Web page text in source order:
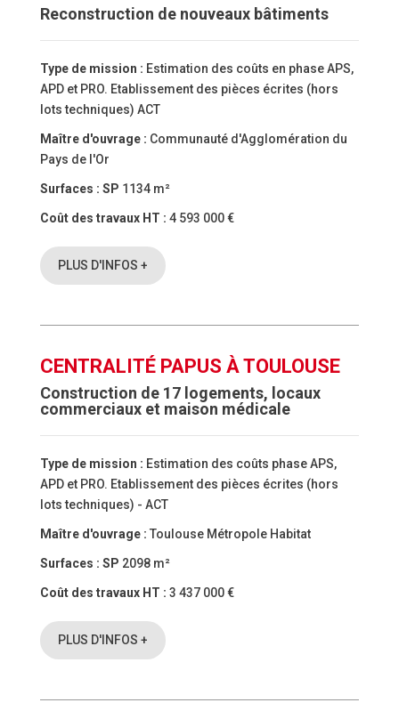
Reconstruction de nouveaux bâtiments
Type de mission : Estimation des coûts en phase APS,
APD et PRO. Etablissement des pièces écrites (hors
lots techniques) ACT
Maître d'ouvrage : Communauté d'Agglomération du
Pays de l'Or
Surfaces : SP 1134 m²
Coût des travaux HT : 4 593 000 €
PLUS D'INFOS +
CENTRALITÉ PAPUS À TOULOUSE
Construction de 17 logements, locaux
commerciaux et maison médicale
Type de mission : Estimation des coûts phase APS,
APD et PRO. Etablissement des pièces écrites (hors
lots techniques) - ACT
Maître d'ouvrage : Toulouse Métropole Habitat
Surfaces : SP 2098 m²
Coût des travaux HT : 3 437 000 €
PLUS D'INFOS +